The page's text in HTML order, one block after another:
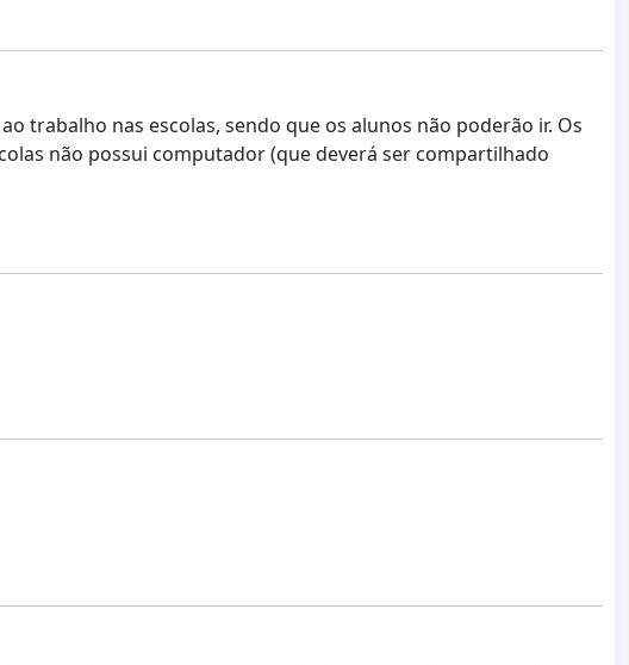
trabalho nas escolas, sendo que os alunos não poderão ir. Os
não possui computador (que deverá ser compartilhado